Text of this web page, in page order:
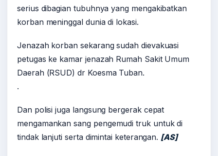
serius dibagian tubuhnya yang mengakibatkan
korban meninggal dunia di lokasi.
Jenazah korban sekarang sudah dievakuasi
petugas ke kamar jenazah Rumah Sakit Umum
Daerah (RSUD) dr Koesma Tuban.
.
Dan polisi juga langsung bergerak cepat
mengamankan sang pengemudi truk untuk di
tindak lanjuti serta dimintai keterangan. [AS]